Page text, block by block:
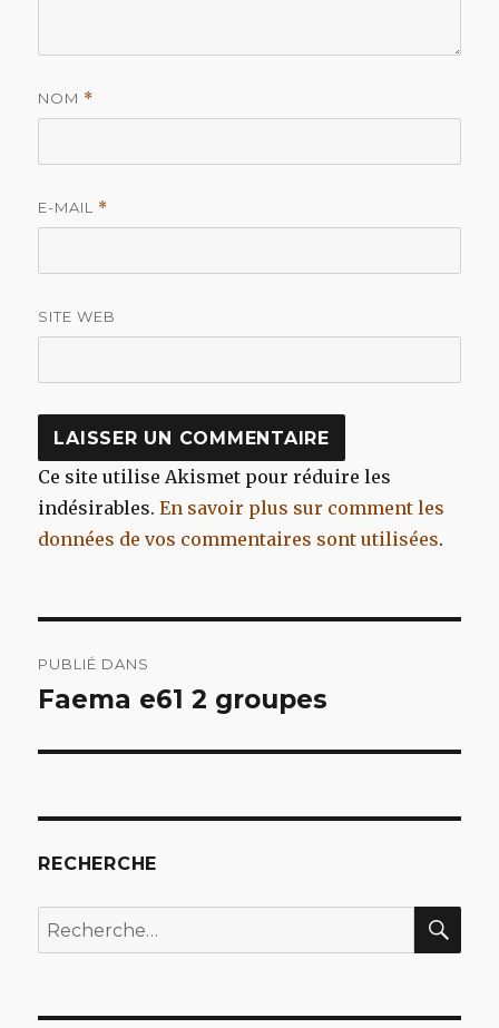
NOM *
E-MAIL *
SITE WEB
Ce site utilise Akismet pour réduire les
indésirables.En savoir plus sur comment les
données de vos commentaires sont utilisées.
de
PUBLIÉ DANS
Faema e61 2 groupes
RECHERCHE
Recherche
pour